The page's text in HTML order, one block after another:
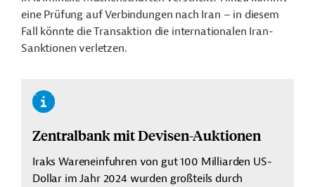
eine Prüfung auf Verbindungen nach Iran – in diesem
Fall könnte die Transaktion die internationalen Iran-
Sanktionen verletzen.
Zentralbank mit Devisen-Auktionen
Iraks Wareneinfuhren von gut 100 Milliarden US-
Dollar im Jahr 2024 wurden großteils durch